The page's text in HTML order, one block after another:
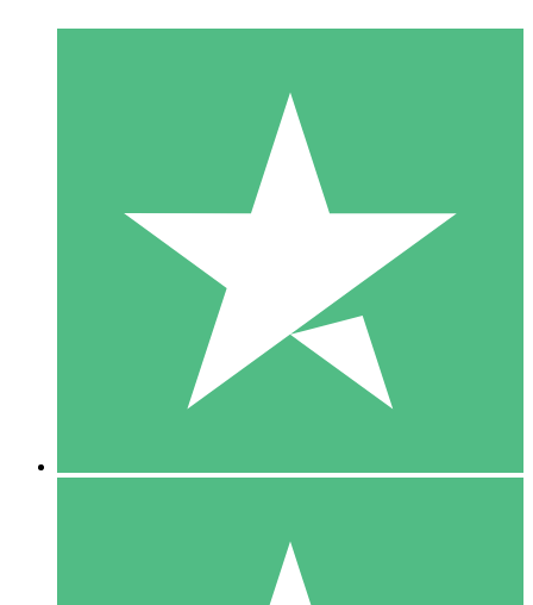
Pacotes de Créditos Individuais
Pague conforme o uso com créditos de download. Sem
1000
10 Downloads
20 00